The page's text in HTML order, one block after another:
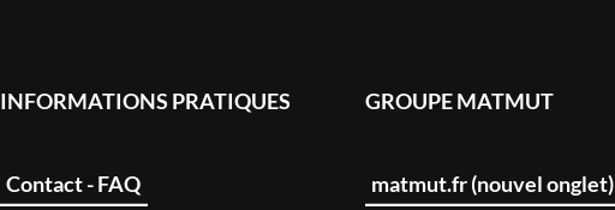
INFORMATIONS PRATIQUES
Contact - FAQ
GROUPE MATMUT
matmut.fr (nouvel onglet)